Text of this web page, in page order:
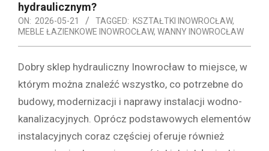
hydraulicznym?
ON: 2026-05-21 TAGGED: KSZTAŁTKI INOWROCŁAW,
MEBLE ŁAZIENKOWE INOWROCŁAW, WANNY INOWROCŁAW
Dobry sklep hydrauliczny Inowrocław to miejsce, w
którym można znaleźć wszystko, co potrzebne do
budowy, modernizacji i naprawy instalacji wodno-
kanalizacyjnych. Oprócz podstawowych elementów
instalacyjnych coraz częściej oferuje również